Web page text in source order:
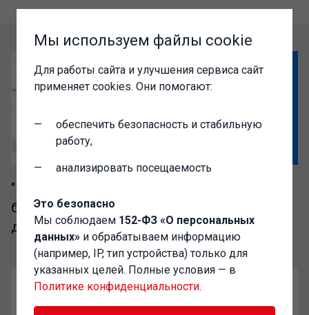
"1C-Администратор" – выгодный доступ к
базе разработок сообщества Инфостарт
для IT-специалистов
Мы используем файлы cookie
Для работы сайта и улучшения сервиса сайт
применяет cookies. Они помогают:
обеспечить безопасность и стабильную
работу,
анализировать посещаемость
Это безопасно
Мы соблюдаем 152-ФЗ «О персональных
данных» и обрабатываем информацию
(например, IP, тип устройства) только для
указанных целей. Полные условия — в
Политике конфиденциальности.